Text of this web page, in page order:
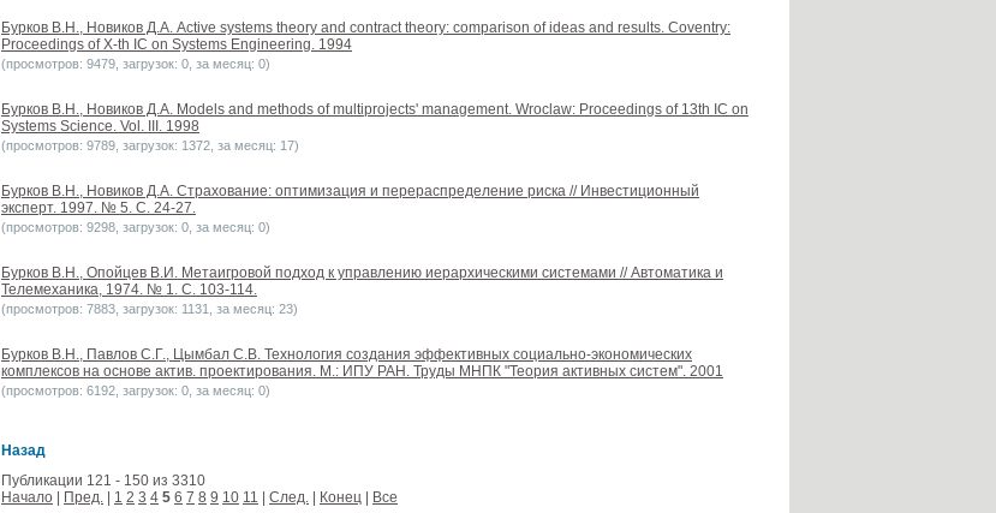
Бурков B.H., Новиков Д.А. Active systems theory and contract theory: comparison of ideas and results. Coventry:
Proceedings of X-th IC on Systems Engineering. 1994
(просмотров: 9479, загрузок: 0, за месяц: 0)
Бурков B.H., Новиков Д.А. Models and methods of multiprojects' management. Wroclaw: Proceedings of 13th IC on
Systems Science. Vol. III. 1998
(просмотров: 9789, загрузок: 1372, за месяц: 17)
Бурков B.H., Новиков Д.А. Страхование: оптимизация и перераспределение риска // Инвестиционный
эксперт. 1997. № 5. С. 24-27.
(просмотров: 9298, загрузок: 0, за месяц: 0)
Бурков B.H., Опойцев В.И. Метаигровой подход к управлению иерархическими системами // Автоматика и
Телемеханика, 1974. № 1. С. 103-114.
(просмотров: 7883, загрузок: 1131, за месяц: 23)
Бурков B.H., Павлов С.Г., Цымбал С.В. Технология создания эффективных социально-экономических
комплексов на основе актив. проектирования. М.: ИПУ РАН. Труды МНПК "Теория активных систем". 2001
(просмотров: 6192, загрузок: 0, за месяц: 0)
Назад
Публикации 121 - 150 из 3310
Начало
Пред. 1 2 3 4 5 6 7 8 9 10 11 След. Конец Все